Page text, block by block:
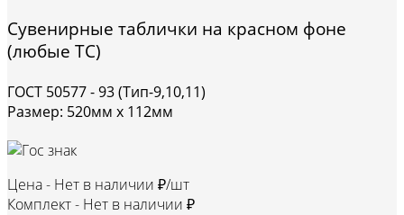
Сувенирные таблички на красном фоне
(любые ТС)
ГОСТ 50577 - 93 (Тип-9,10,11)
Размер: 520мм х 112мм
Цена - Нет в наличии ₽/шт
Комплект - Нет в наличии ₽